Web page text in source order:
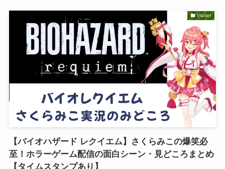
Vtuber
【バイオハザード レクイエム】さくらみこの爆笑必
至！ホラーゲーム配信の面白シーン・見どころまとめ
【タイムスタンプあり】